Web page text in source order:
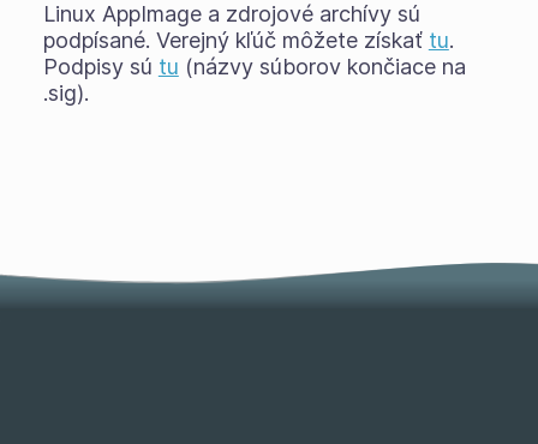
Linux AppImage a zdrojové archívy sú
podpísané. Verejný kľúč môžete získať tu.
Podpisy sú tu (názvy súborov končiace na
.sig).